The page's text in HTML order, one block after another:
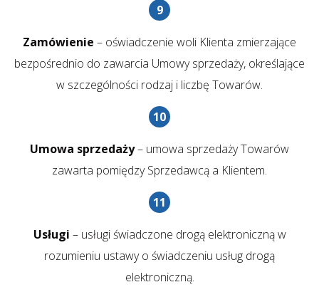
Zamówienie – oświadczenie woli Klienta zmierzające
bezpośrednio do zawarcia Umowy sprzedaży, określające
w szczególności rodzaj i liczbę Towarów.
Umowa sprzedaży– umowa sprzedaży Towarów
zawarta pomiędzy Sprzedawcą a Klientem.
Usługi – usługi świadczone drogą elektroniczną w
rozumieniu ustawy o świadczeniu usług drogą
elektroniczną.